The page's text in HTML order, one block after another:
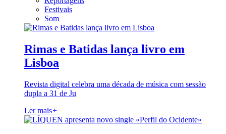
Festivais
Som
Rimas e Batidas lança livro em
Lisboa
Revista digital celebra uma década de música com sessão
dupla a 31 de Ju
Ler mais+